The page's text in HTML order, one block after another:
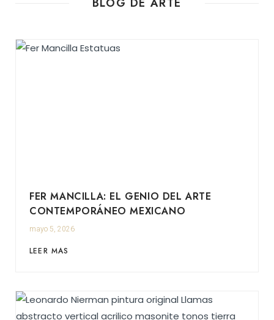
FER MANCILLA: EL GENIO DEL ARTE
CONTEMPORÁNEO MEXICANO
mayo 5, 2026
LEER MAS